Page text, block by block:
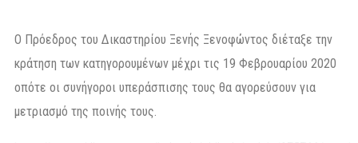
Ο Πρόεδρος του Δικαστηρίου Ξενής Ξενοφώντος διέταξε την
κράτηση των κατηγορουμένων μέχρι τις 19 Φεβρουαρίου 2020
οπότε οι συνήγοροι υπεράσπισης τους θα αγορεύσουν για
μετριασμό της ποινής τους.